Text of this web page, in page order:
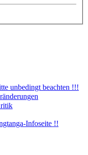
unbedingt beachten !!!
Infoseite !!